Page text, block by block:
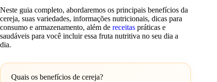
Neste guia completo, abordaremos os principais benefícios da
cereja, suas variedades, informações nutricionais, dicas para
consumo e armazenamento, além de receitas práticas e
saudáveis para você incluir essa fruta nutritiva no seu dia a
dia.
Quais os benefícios de cereja?